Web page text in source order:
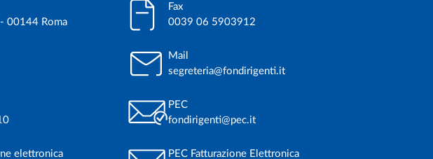
00144 Roma
Fax
0039 06 5903912
Mail
segreteria@fondirigenti.it
PEC
fondirigenti@pec.it
elettronica PEC Fatturazione Elettronica